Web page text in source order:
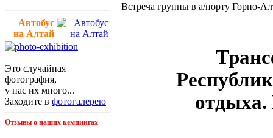
Автобус
на Алтай
Это случайная
фотография,
у нас их много...
Заходите в фотогалерею
Отзывы о наших кемпингах
Встреча группы в а/порту Горно-